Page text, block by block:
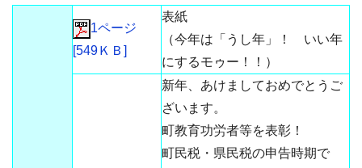
1ページ
[549ＫＢ]
表紙
（今年は「うし年」！ いい年
にするモゥー！！）
新年、あけましておめでとうご
ざいます。
町教育功労者等を表彰！
町民税・県民税の申告時期で